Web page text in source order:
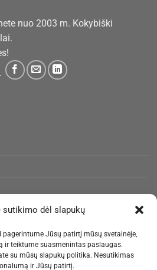
sutikimo dėl slapukų
pagerintume Jūsų patirtį mūsų svetainėje,
ir teiktume suasmenintas paslaugas.
su mūsų slapukų politika. Nesutikimas
ir Jūsų patirtį.
nuo 2003 m. Kokybiški